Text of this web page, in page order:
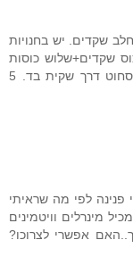
שקדים. יש בחנויות
שקדים+שלוש כוסות
מים+תמר מגולען אחד בבלנדר ואח"כ לסחוט דרך שקית בד. 5
פנינה לפי מה שראיתי
מינרלים וויטמינים
אפשרי לצרוכו?